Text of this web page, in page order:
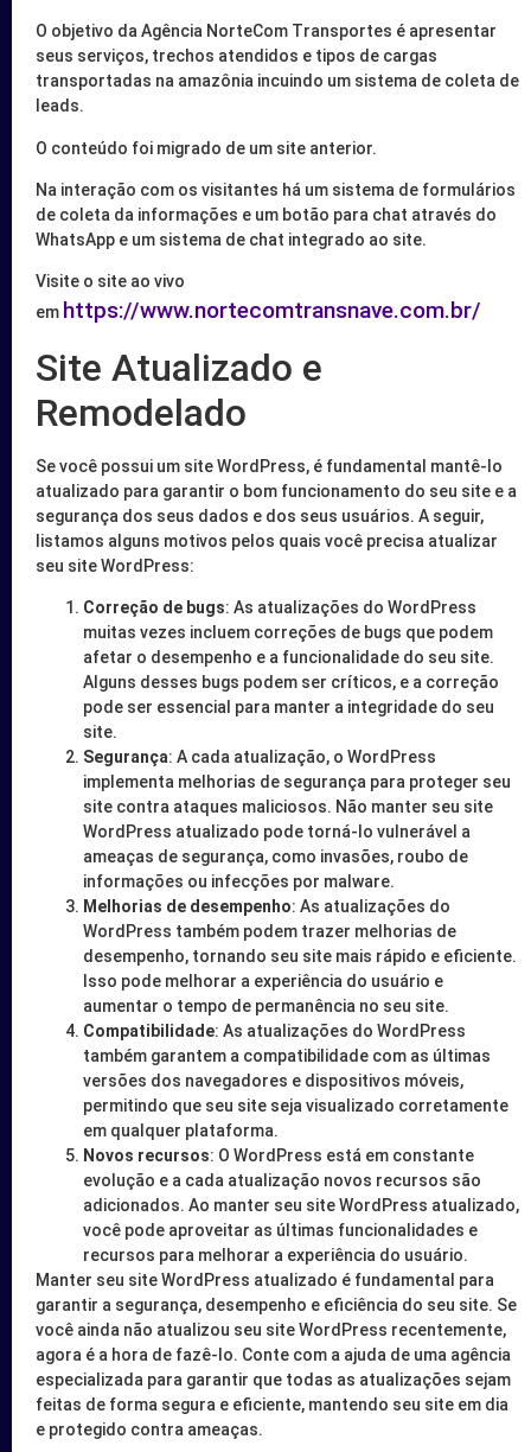
O objetivo da Agência NorteCom Transportes é apresentar
seus serviços, trechos atendidos e tipos de cargas
transportadas na amazônia incuindo um sistema de coleta de
leads.
O conteúdo foi migrado de um site anterior.
Na interação com os visitantes há um sistema de formulários
de coleta da informações e um botão para chat através do
WhatsApp e um sistema de chat integrado ao site.
Visite o site ao vivo
em https://www.nortecomtransnave.com.br/
Site Atualizado e
Remodelado
Se você possui um site WordPress, é fundamental mantê-lo
atualizado para garantir o bom funcionamento do seu site e a
segurança dos seus dados e dos seus usuários. A seguir,
listamos alguns motivos pelos quais você precisa atualizar
seu site WordPress:
Correção de bugs: As atualizações do WordPress
muitas vezes incluem correções de bugs que podem
afetar o desempenho e a funcionalidade do seu site.
Alguns desses bugs podem ser críticos, e a correção
pode ser essencial para manter a integridade do seu
site.
Segurança: A cada atualização, o WordPress
implementa melhorias de segurança para proteger seu
site contra ataques maliciosos. Não manter seu site
WordPress atualizado pode torná-lo vulnerável a
ameaças de segurança, como invasões, roubo de
informações ou infecções por malware.
Melhorias de desempenho: As atualizações do
WordPress também podem trazer melhorias de
desempenho, tornando seu site mais rápido e eficiente.
Isso pode melhorar a experiência do usuário e
aumentar o tempo de permanência no seu site.
Compatibilidade: As atualizações do WordPress
também garantem a compatibilidade com as últimas
versões dos navegadores e dispositivos móveis,
permitindo que seu site seja visualizado corretamente
em qualquer plataforma.
Novos recursos: O WordPress está em constante
evolução e a cada atualização novos recursos são
adicionados. Ao manter seu site WordPress atualizado,
você pode aproveitar as últimas funcionalidades e
recursos para melhorar a experiência do usuário.
Manter seu site WordPress atualizado é fundamental para
garantir a segurança, desempenho e eficiência do seu site. Se
você ainda não atualizou seu site WordPress recentemente,
agora é a hora de fazê-lo. Conte com a ajuda de uma agência
especializada para garantir que todas as atualizações sejam
feitas de forma segura e eficiente, mantendo seu site em dia
e protegido contra ameaças.